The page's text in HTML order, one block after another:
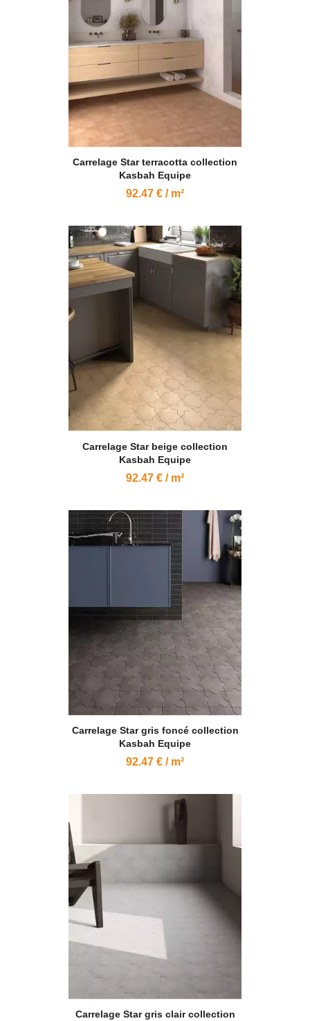
Carrelage Star terracotta collection
Kasbah Equipe
92.47 € / m²
Carrelage Star beige collection
Kasbah Equipe
92.47 € / m²
Carrelage Star gris foncé collection
Kasbah Equipe
92.47 € / m²
Carrelage Star gris clair collection